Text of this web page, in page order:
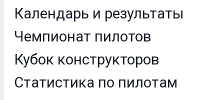
Календарь и результаты
Чемпионат пилотов
Кубок конструкторов
Статистика по пилотам